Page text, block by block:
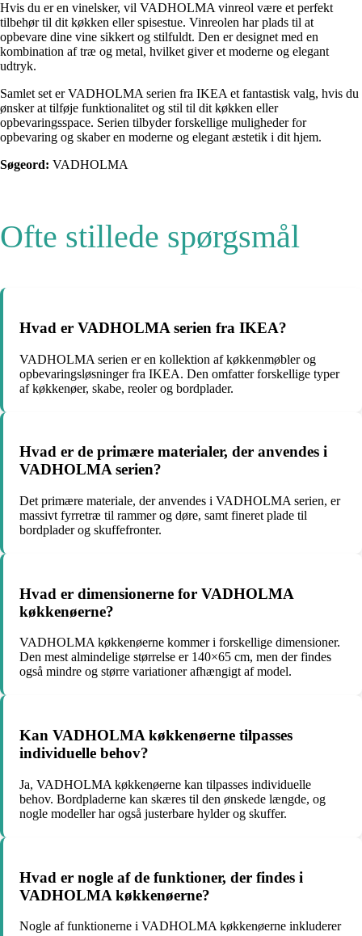
Hvis du er en vinelsker, vil VADHOLMA vinreol være et perfekt
tilbehør til dit køkken eller spisestue. Vinreolen har plads til at
opbevare dine vine sikkert og stilfuldt. Den er designet med en
kombination af træ og metal, hvilket giver et moderne og elegant
udtryk.
Samlet set er VADHOLMA serien fra IKEA et fantastisk valg, hvis du
ønsker at tilføje funktionalitet og stil til dit køkken eller
opbevaringsspace. Serien tilbyder forskellige muligheder for
opbevaring og skaber en moderne og elegant æstetik i dit hjem.
Søgeord: VADHOLMA
Ofte stillede spørgsmål
Hvad er VADHOLMA serien fra IKEA?
VADHOLMA serien er en kollektion af køkkenmøbler og
opbevaringsløsninger fra IKEA. Den omfatter forskellige typer
af køkkenøer, skabe, reoler og bordplader.
Hvad er de primære materialer, der anvendes i
VADHOLMA serien?
Det primære materiale, der anvendes i VADHOLMA serien, er
massivt fyrretræ til rammer og døre, samt fineret plade til
bordplader og skuffefronter.
Hvad er dimensionerne for VADHOLMA
køkkenøerne?
VADHOLMA køkkenøerne kommer i forskellige dimensioner.
Den mest almindelige størrelse er 140×65 cm, men der findes
også mindre og større variationer afhængigt af model.
Kan VADHOLMA køkkenøerne tilpasses
individuelle behov?
Ja, VADHOLMA køkkenøerne kan tilpasses individuelle
behov. Bordpladerne kan skæres til den ønskede længde, og
nogle modeller har også justerbare hylder og skuffer.
Hvad er nogle af de funktioner, der findes i
VADHOLMA køkkenøerne?
Nogle af funktionerne i VADHOLMA køkkenøerne inkluderer